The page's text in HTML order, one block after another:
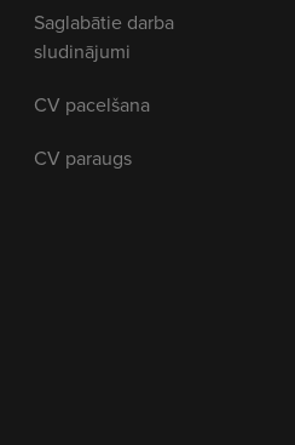
Saglabātie darba
sludinājumi
CV pacelšana
CV paraugs